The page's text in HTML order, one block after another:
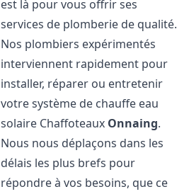
est là pour vous offrir ses
services de plomberie de qualité.
Nos plombiers expérimentés
interviennent rapidement pour
installer, réparer ou entretenir
votre système de chauffe eau
solaire Chaffoteaux Onnaing.
Nous nous déplaçons dans les
délais les plus brefs pour
répondre à vos besoins, que ce